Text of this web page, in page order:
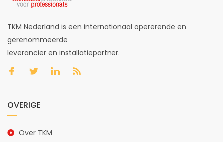
TKM Nederland is een internationaal opererende en
gerenommeerde
leverancier en installatiepartner.
OVERIGE
Over TKM